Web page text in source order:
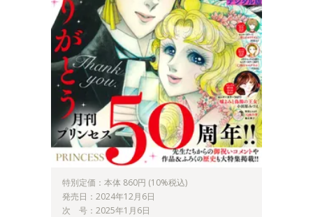
特別定価：本体 860円 (10%税込)
発売日：2024年12月6日
次 号：2025年1月6日